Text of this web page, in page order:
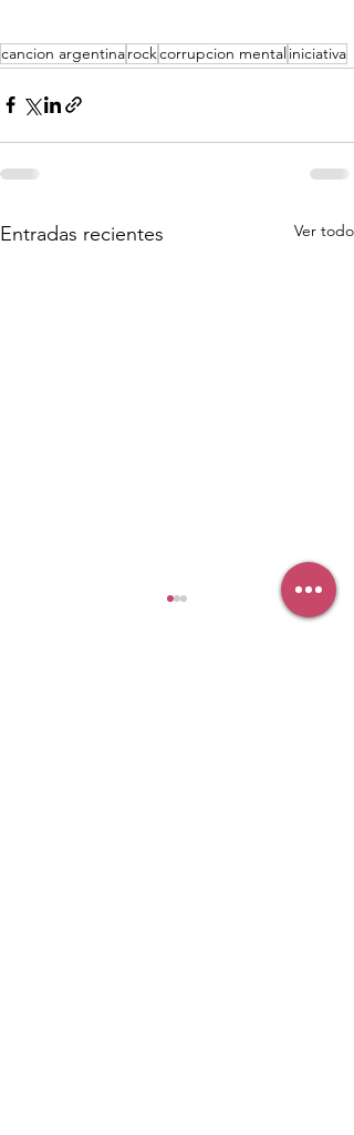
cancion argentinarockcorrupcion mentaliniciativa
Entradas recientes Ver todo